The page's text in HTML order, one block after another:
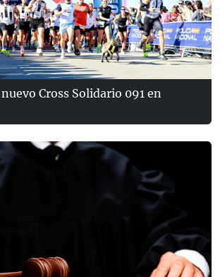
Cross Solidario 091 en